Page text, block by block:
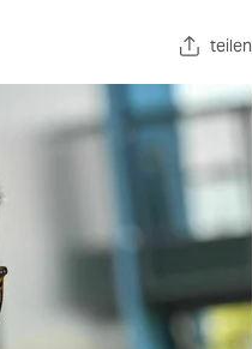
teilen